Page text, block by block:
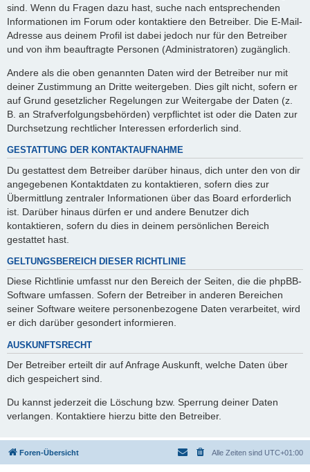
sind. Wenn du Fragen dazu hast, suche nach entsprechenden
Informationen im Forum oder kontaktiere den Betreiber. Die E-Mail-
Adresse aus deinem Profil ist dabei jedoch nur für den Betreiber
und von ihm beauftragte Personen (Administratoren) zugänglich.
Andere als die oben genannten Daten wird der Betreiber nur mit
deiner Zustimmung an Dritte weitergeben. Dies gilt nicht, sofern er
auf Grund gesetzlicher Regelungen zur Weitergabe der Daten (z.
B. an Strafverfolgungsbehörden) verpflichtet ist oder die Daten zur
Durchsetzung rechtlicher Interessen erforderlich sind.
GESTATTUNG DER KONTAKTAUFNAHME
Du gestattest dem Betreiber darüber hinaus, dich unter den von dir
angegebenen Kontaktdaten zu kontaktieren, sofern dies zur
Übermittlung zentraler Informationen über das Board erforderlich
ist. Darüber hinaus dürfen er und andere Benutzer dich
kontaktieren, sofern du dies in deinem persönlichen Bereich
gestattet hast.
GELTUNGSBEREICH DIESER RICHTLINIE
Diese Richtlinie umfasst nur den Bereich der Seiten, die die phpBB-
Software umfassen. Sofern der Betreiber in anderen Bereichen
seiner Software weitere personenbezogene Daten verarbeitet, wird
er dich darüber gesondert informieren.
AUSKUNFTSRECHT
Der Betreiber erteilt dir auf Anfrage Auskunft, welche Daten über
dich gespeichert sind.
Du kannst jederzeit die Löschung bzw. Sperrung deiner Daten
verlangen. Kontaktiere hierzu bitte den Betreiber.
Foren-Übersicht Alle Zeiten sind UTC+01:00